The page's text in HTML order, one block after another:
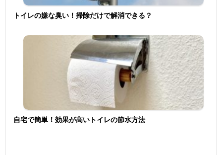
トイレの嫌な臭い！掃除だけで解消できる？
自宅で簡単！効果が高いトイレの節水方法